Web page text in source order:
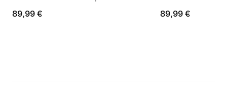
89,99 €
89,99 €
89,99 €
89,99 €